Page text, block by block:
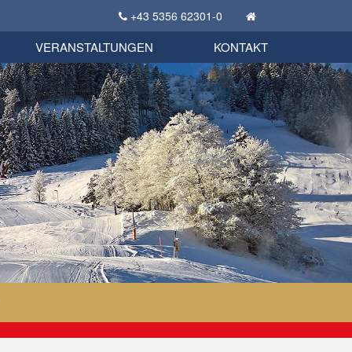
+43 5356 62301-0
KSC Sportgeschichte
Bekleidungsshop
VERANSTALTUNGEN KONTAKT